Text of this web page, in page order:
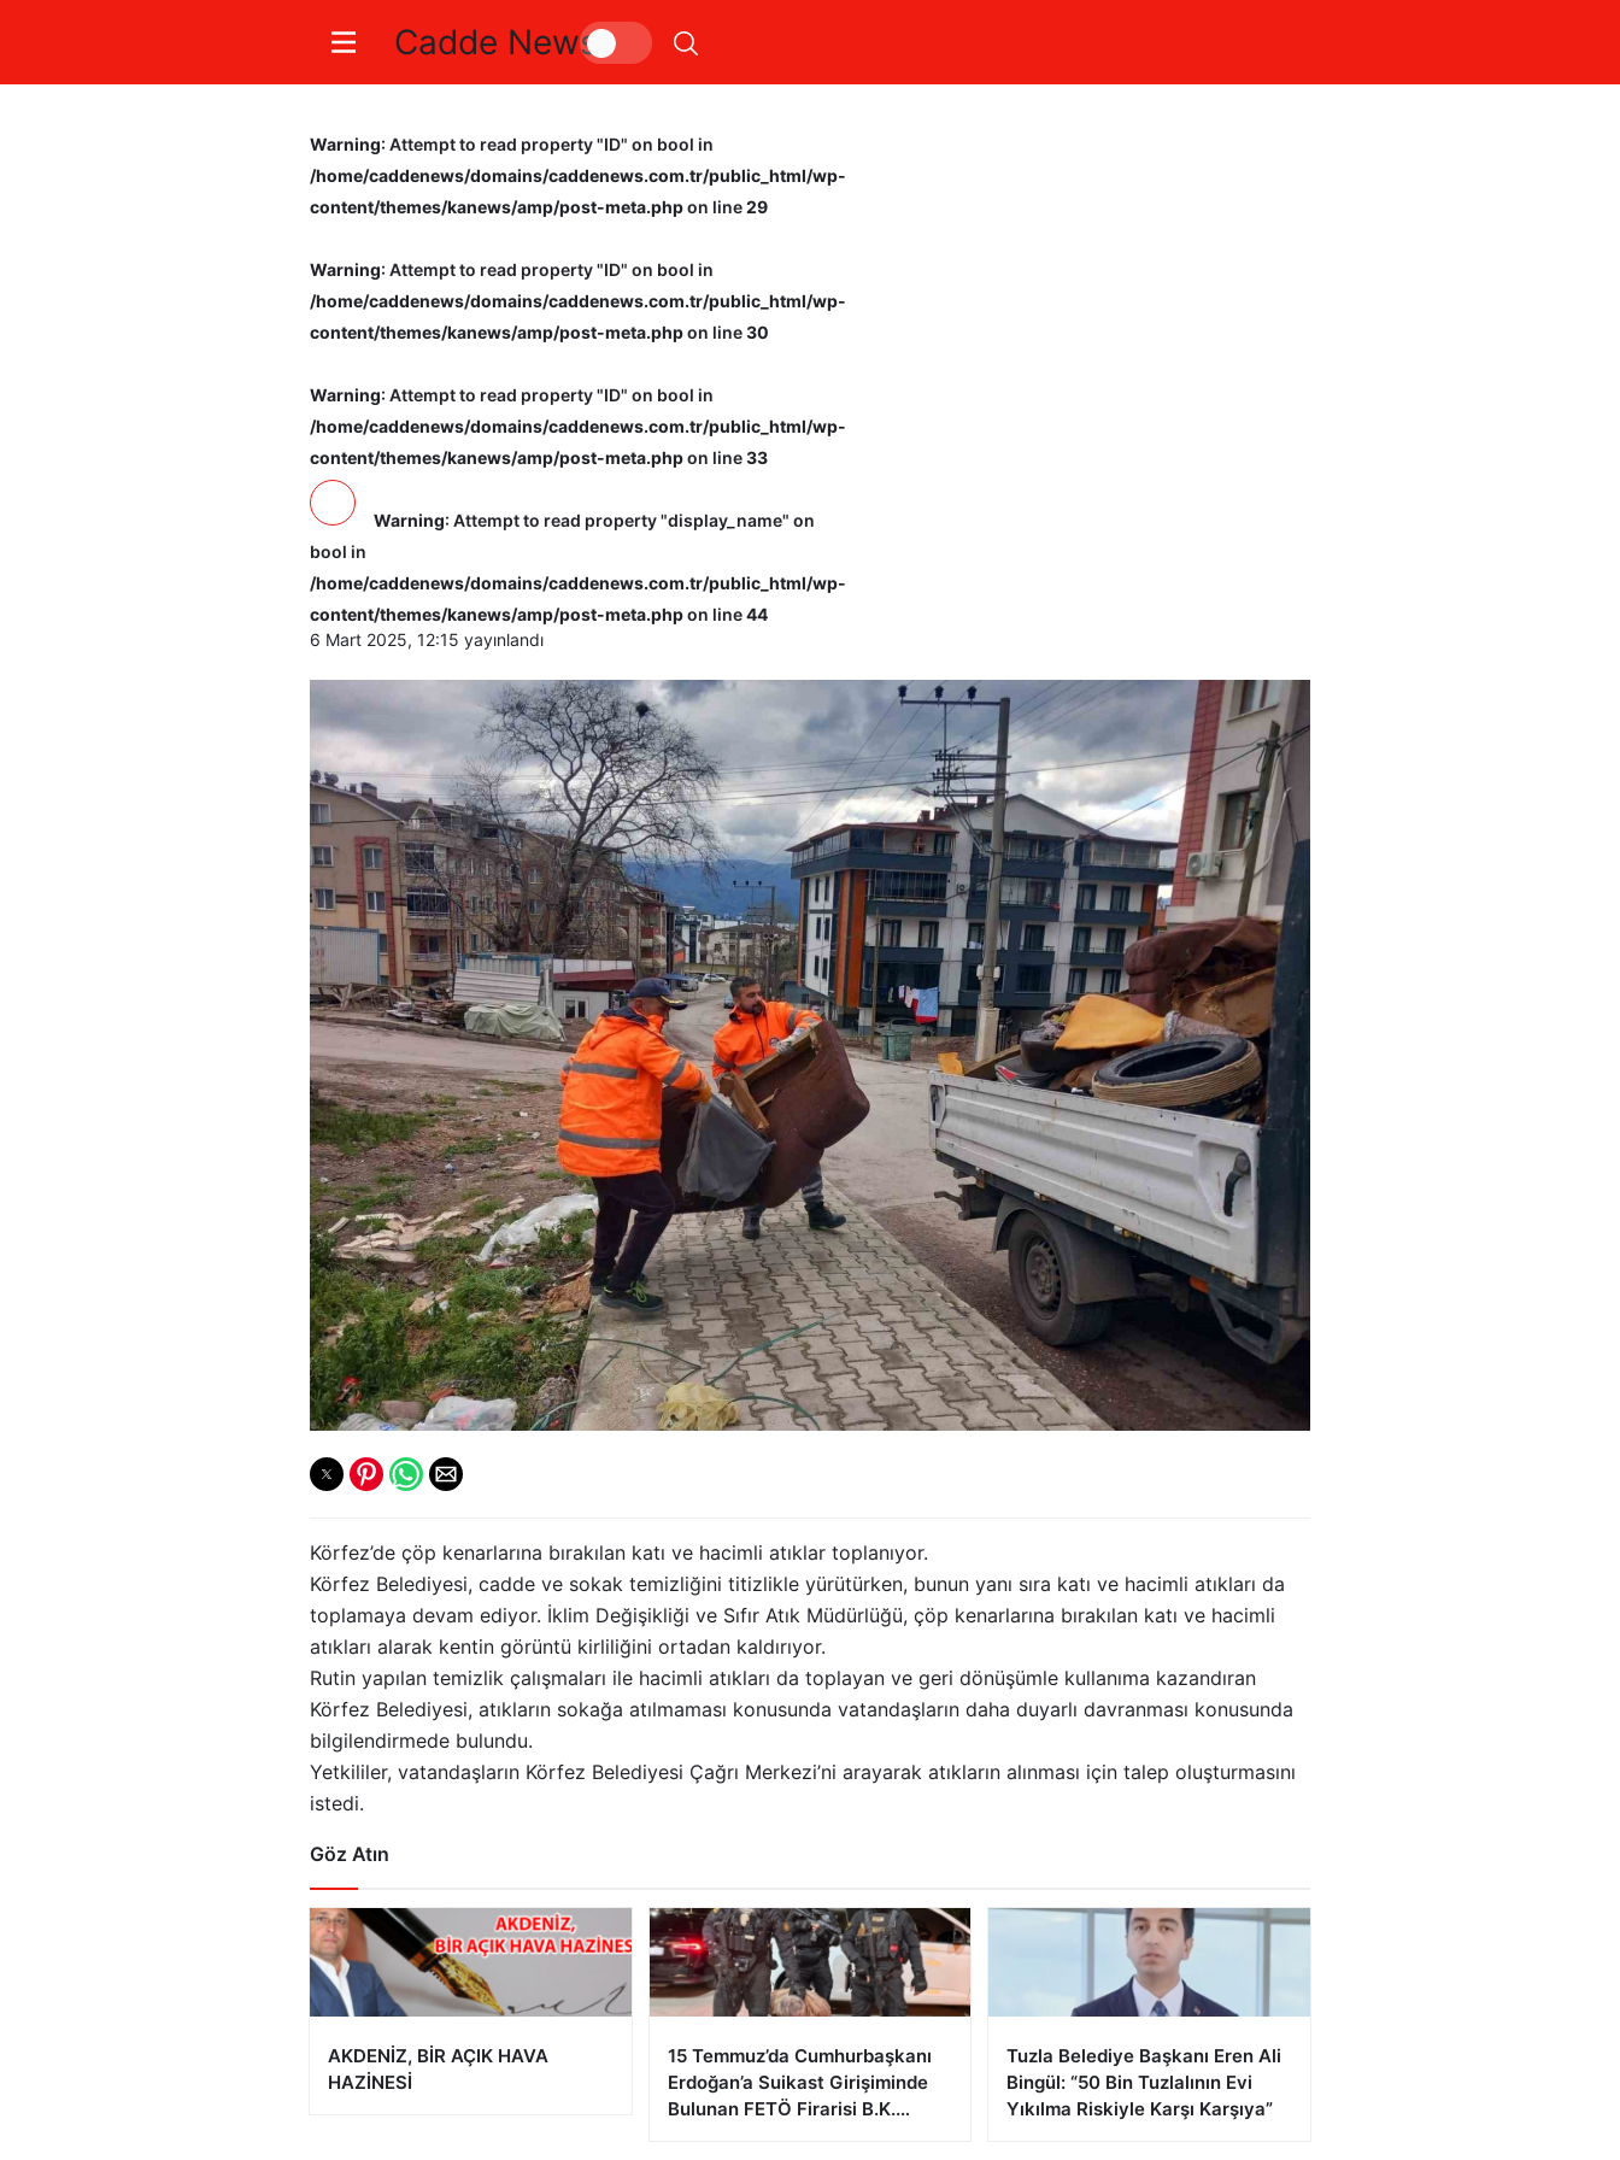
Cadde News
Körfez’de katı ve hacimli atıklar toplanıyor
Warning: Attempt to read property "ID" on bool in
/home/caddenews/domains/caddenews.com.tr/public_html/wp-
content/themes/kanews/amp/post-meta.phpon line29
Warning: Attempt to read property "ID" on bool in
/home/caddenews/domains/caddenews.com.tr/public_html/wp-
content/themes/kanews/amp/post-meta.phpon line30
Warning: Attempt to read property "ID" on bool in
/home/caddenews/domains/caddenews.com.tr/public_html/wp-
content/themes/kanews/amp/post-meta.phpon line33
Warning: Attempt to read property "display_name" on
bool in
/home/caddenews/domains/caddenews.com.tr/public_html/wp-
content/themes/kanews/amp/post-meta.phpon line44
6 Mart 2025, 12:15 yayınlandı
Körfez’de çöp kenarlarına bırakılan katı ve hacimli atıklar toplanıyor.
Körfez Belediyesi, cadde ve sokak temizliğini titizlikle yürütürken, bunun yanı sıra katı ve hacimli atıkları da
toplamaya devam ediyor. İklim Değişikliği ve Sıfır Atık Müdürlüğü, çöp kenarlarına bırakılan katı ve hacimli
atıkları alarak kentin görüntü kirliliğini ortadan kaldırıyor.
Rutin yapılan temizlik çalışmaları ile hacimli atıkları da toplayan ve geri dönüşümle kullanıma kazandıran
Körfez Belediyesi, atıkların sokağa atılmaması konusunda vatandaşların daha duyarlı davranması konusunda
bilgilendirmede bulundu.
Yetkililer, vatandaşların Körfez Belediyesi Çağrı Merkezi’ni arayarak atıkların alınması için talep oluşturmasını
istedi.
Göz Atın
AKDENİZ, BİR AÇIK HAVA
HAZİNESİ
15 Temmuz’da Cumhurbaşkanı
Erdoğan’a Suikast Girişiminde
Bulunan FETÖ Firarisi B.K.
Tuzla Belediye Başkanı Eren Ali
Bingül: “50 Bin Tuzlalının Evi
Yıkılma Riskiyle Karşı Karşıya”